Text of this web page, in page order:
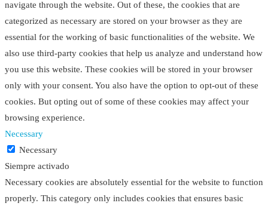
navigate through the website. Out of these, the cookies that are
categorized as necessary are stored on your browser as they are
essential for the working of basic functionalities of the website. We
also use third-party cookies that help us analyze and understand how
you use this website. These cookies will be stored in your browser
only with your consent. You also have the option to opt-out of these
cookies. But opting out of some of these cookies may affect your
browsing experience.
Necessary
Necessary
Siempre activado
Necessary cookies are absolutely essential for the website to function
properly. This category only includes cookies that ensures basic